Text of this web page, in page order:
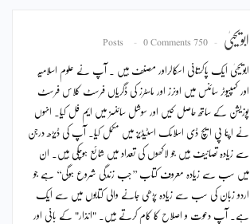
ابویحییٰ 750 Posts
0 Comments
ابویحییٰ ایک پاکستانی اسکالراور مصنف ہیں ۔ آپ نے علوم اسلامیہ
اور کمپیوٹر سائنس میں اونرز اور ماسٹرز کی ڈگریاں فرسٹ کلاس فرسٹ
پوزیشن کے ساتھ حاصل کیں اور سوشل سائنسز میں ایم فل کیا۔ انہوں
نے اپنا پی ایچ ڈی اسلامک اسٹیڈیز میں مکمل کیا۔ آپ کی ڈیڑھ درجن
سے زیادہ تصانیف ہیں جو لاکھوں کی تعداد میں شائع ہوچکی ہیں۔ ان
میں سب سے زیادہ معروف کتاب ’’جب زندگی شروع ہوگی‘‘ ہے جو
اردو زبان کی سب سے زیادہ پڑھی جانے والی کتابوں میں سے ایک
ہے۔ آپ دعوت و اصلاح کا کام کرتے ہیں۔ "انذار" کے بانی اور